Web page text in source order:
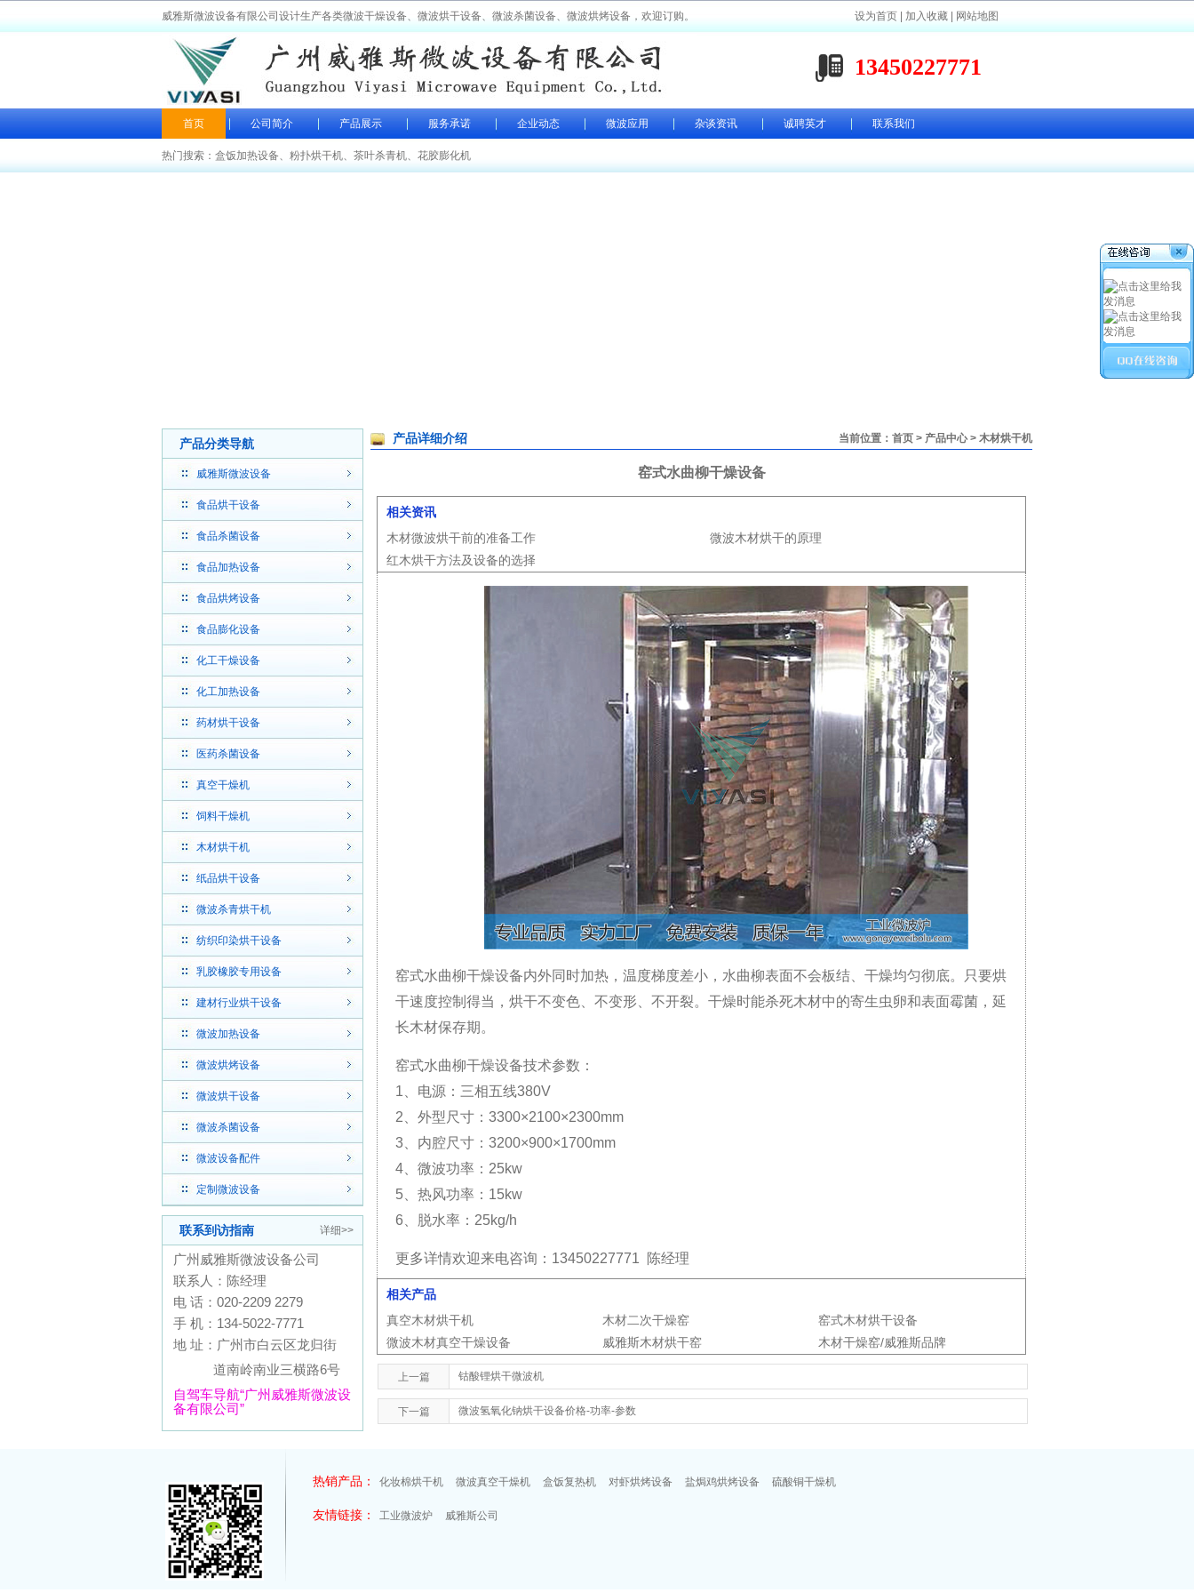
威雅斯微波设备有限公司设计生产各类微波干燥设备、微波烘干设备、微波杀菌设备、微波烘烤设备，欢迎订购。 设为首页 加入收藏 网站地图
13450227771
首页 公司简介 产品展示 服务承诺 企业动态 微波应用 杂谈资讯 诚聘英才 联系我们
热门搜索： 盒饭加热设备、 粉扑烘干机、 茶叶杀青机、 花胶膨化机
产品分类导航
威雅斯微波设备
食品烘干设备
食品杀菌设备
食品加热设备
食品烘烤设备
食品膨化设备
化工干燥设备
化工加热设备
药材烘干设备
医药杀菌设备
真空干燥机
饲料干燥机
木材烘干机
纸品烘干设备
微波杀青烘干机
纺织印染烘干设备
乳胶橡胶专用设备
建材行业烘干设备
微波加热设备
微波烘烤设备
微波烘干设备
微波杀菌设备
微波设备配件
定制微波设备
联系到访指南 详细>>
广州威雅斯微波设备公司
联系人：陈经理
电 话：020-2209 2279
手 机：134-5022-7771
地 址：广州市白云区龙归街
道南岭南业三横路6号
自驾车导航“广州威雅斯微波设
备有限公司”
产品详细介绍 当前位置： 首页 > 产品中心 > 木材烘干机
窑式水曲柳干燥设备
相关资讯
木材微波烘干前的准备工作
微波木材烘干的原理
红木烘干方法及设备的选择
窑式水曲柳干燥设备内外同时加热，温度梯度差小，水曲柳表面不会板结、干燥均匀彻底。只要烘
干速度控制得当，烘干不变色、不变形、不开裂。干燥时能杀死木材中的寄生虫卵和表面霉菌，延
长木材保存期。
窑式水曲柳干燥设备技术参数：
1、电源：三相五线380V
2、外型尺寸：3300×2100×2300mm
3、内腔尺寸：3200×900×1700mm
4、微波功率：25kw
5、热风功率：15kw
6、脱水率：25kg/h
更多详情欢迎来电咨询：13450227771 陈经理
相关产品
真空木材烘干机
木材二次干燥窑
窑式木材烘干设备
微波木材真空干燥设备
威雅斯木材烘干窑 木材干燥窑/威雅斯品牌
上一篇 钴酸锂烘干微波机
下一篇 微波氢氧化钠烘干设备价格-功率-参数
热销产品： 化妆棉烘干机 微波真空干燥机 盒饭复热机 对虾烘烤设备 盐焗鸡烘烤设备 硫酸铜干燥机
友情链接： 工业微波炉 威雅斯公司